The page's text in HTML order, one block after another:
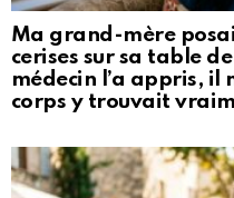
Ma grand-mère
cerises sur sa table
médecin l’a appris, il
corps y trouvait